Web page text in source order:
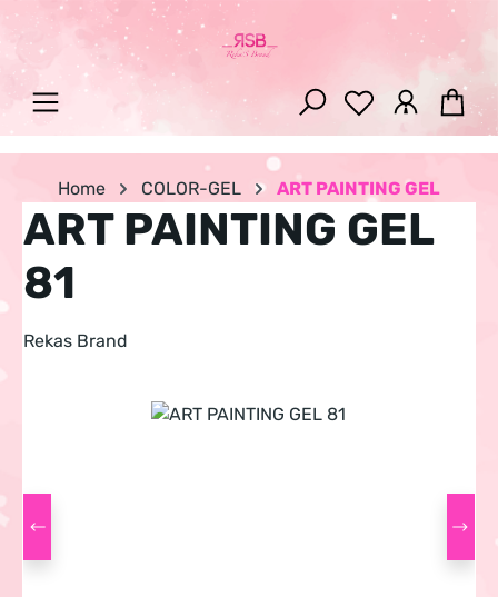
Zum Hauptinhalt springen
Home COLOR-GEL ART PAINTING GEL
ART PAINTING GEL
81
Rekas Brand
Bildergalerie überspringen